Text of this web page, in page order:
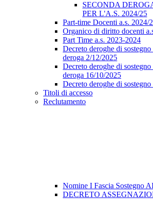
SECONDA
PER L'A.S. 2024/25
Part-time Docenti a.s. 2024/
Organico di diritto docenti
Part Time a.s. 2023-2024
Decreto deroghe di
deroga 2/12/2025
Decreto deroghe di
deroga 16/10/2025
Decreto deroghe di
Titoli di accesso
Reclutamento
Nomine I Fascia Sostegno
DECRETO